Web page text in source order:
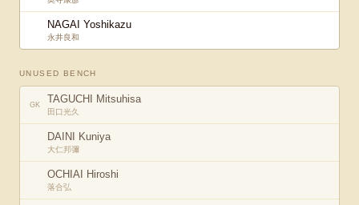
NAGAI Yoshikazu
永井良和
UNUSED BENCH
GK TAGUCHI Mitsuhisa
田口光久
DAINI Kuniya
大仁邦彌
OCHIAI Hiroshi
落合弘